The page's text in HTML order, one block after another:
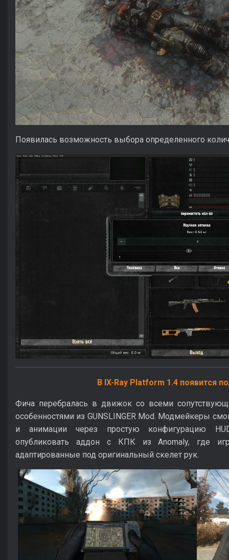
Появилась возможность выбора определенного
В IX-Ray Platform 1.4 появится
Фича перебралась в движок со всеми
особенностями из GUNSLINGER Mod. Модмейкеры
и анимации через простую конфигурацию
опубликовать аддон с КПК из Anomaly, где
адаптированные под оригинальный скелет рук.